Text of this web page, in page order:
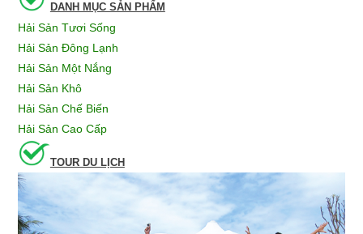
DANH MỤC SẢN PHẨM
Hải Sản Tươi Sống
Hải Sản Đông Lạnh
Hải Sản Một Nắng
Hải Sản Khô
Hải Sản Chế Biến
Hải Sản Cao Cấp
TOUR DU LỊCH